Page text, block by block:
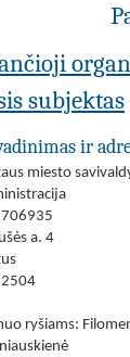
subjektas
ir
miesto
a. 4
ryšiams: